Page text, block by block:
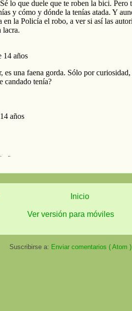
Inicio
Ver versión para móviles
Suscribirse a: Enviar comentarios ( Atom )